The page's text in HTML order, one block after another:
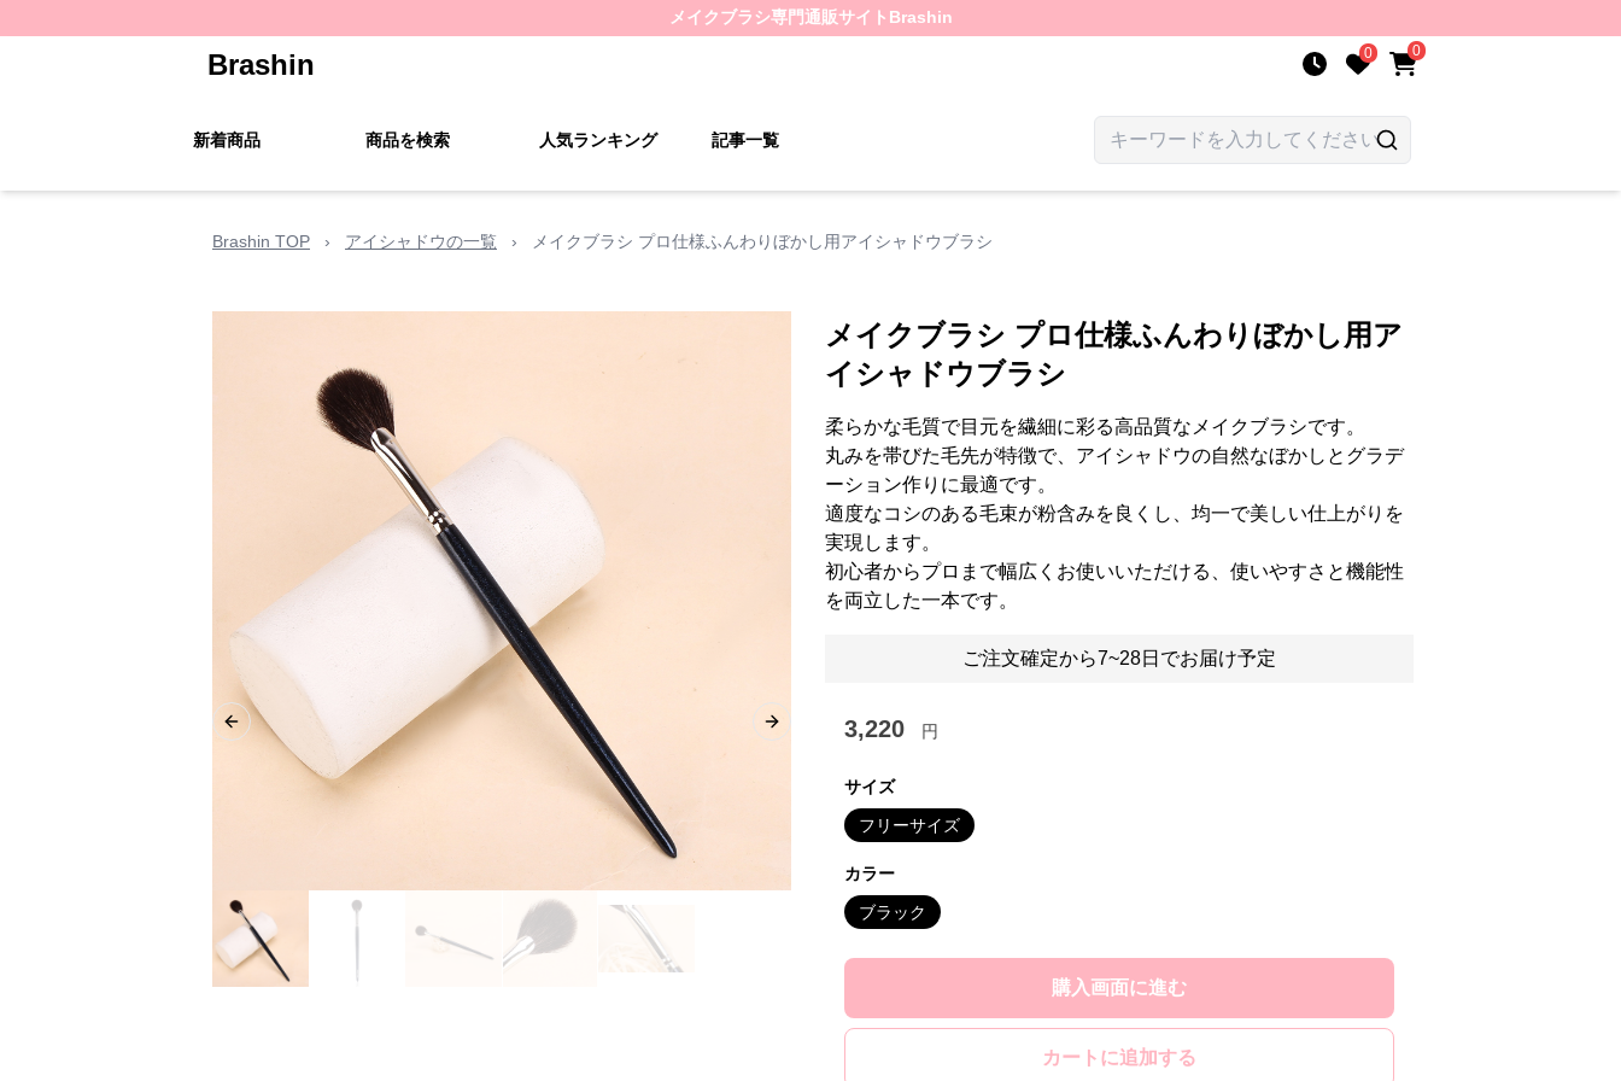
メイクブラシ専門通販サイト Brashin
Brashin 0 0
新着商品 商品を検索 人気ランキング 記事一覧
Brashin TOP › アイシャドウの一覧 › メイクブラシ プロ仕様ふんわりぼかし用アイシャドウブラシ
Previous slide Next slide
メイクブラシ プロ仕様ふんわりぼかし用ア
イシャドウブラシ
柔らかな毛質で目元を繊細に彩る高品質なメイクブラシです。
丸みを帯びた毛先が特徴で、アイシャドウの自然なぼかしとグラデ
ーション作りに最適です。
適度なコシのある毛束が粉含みを良くし、均一で美しい仕上がりを
実現します。
初心者からプロまで幅広くお使いいただける、使いやすさと機能性
を両立した一本です。
ご注文確定から7~28日でお届け予定
3,220 円
サイズ
フリーサイズ
カラー
ブラック
購入画面に進む
カートに追加する